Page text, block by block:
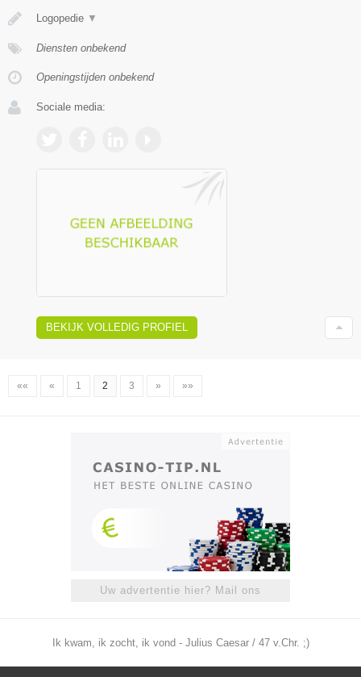
Logopedie ▼
Diensten onbekend
Openingstijden onbekend
Sociale media:
BEKIJK VOLLEDIG PROFIEL
«« « 1 2 3 » »»
Uw advertentie hier? Mail ons
Ik kwam, ik zocht, ik vond - Julius Caesar / 47 v.Chr. ;)